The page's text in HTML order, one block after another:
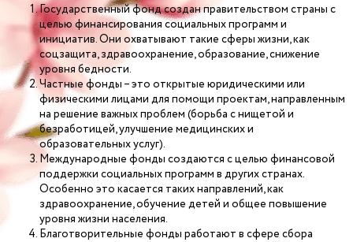
Государственный фонд создан правительством страны с
целью финансирования социальных программ и
инициатив. Они охватывают такие сферы жизни, как
соцзащита, здравоохранение, образование, снижение
уровня бедности.
Частные фонды – это открытые юридическими или
физическими лицами для помощи проектам, направленным
на решение важных проблем (борьба с нищетой и
безработицей, улучшение медицинских и
образовательных услуг).
Международные фонды создаются с целью финансовой
поддержки социальных программ в других странах.
Особенно это касается таких направлений, как
здравоохранение, обучение детей и общее повышение
уровня жизни населения.
Благотворительные фонды работают в сфере сбора